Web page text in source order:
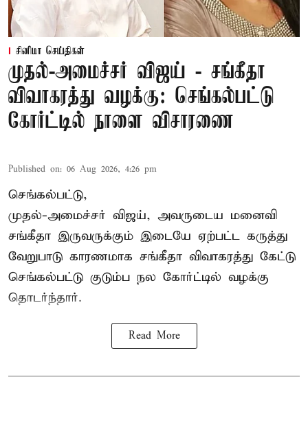
சினிமா செய்திகள்
முதல்-அமைச்சர் விஜய் - சங்கீதா
விவாகரத்து வழக்கு: செங்கல்பட்டு
கோர்ட்டில் நாளை விசாரணை
Published on: 06 Aug 2026, 4:26 pm
செங்கல்பட்டு,
முதல்-அமைச்சர் விஜய், அவருடைய மனைவி
சங்கீதா இருவருக்கும் இடையே ஏற்பட்ட கருத்து
வேறுபாடு காரணமாக சங்கீதா விவாகரத்து கேட்டு
செங்கல்பட்டு குடும்ப நல கோர்ட்டில் வழக்கு
தொடர்ந்தார்.
Read More